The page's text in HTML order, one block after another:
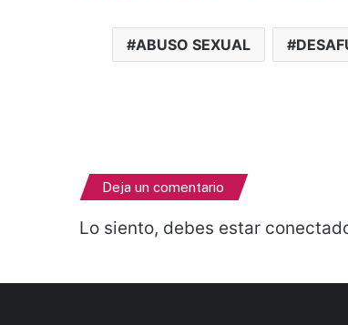
ABUSO SEXUAL
Deja un comentario
Lo siento, debes estar